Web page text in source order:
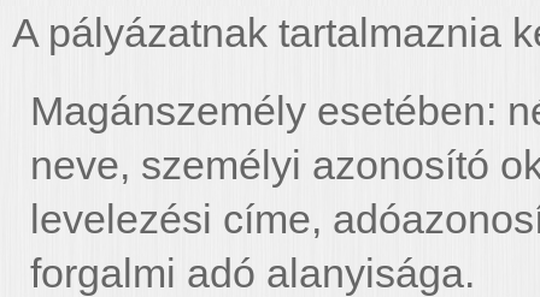
A pályázatnak tartalmaznia
Magánszemély esetében:
neve, személyi azonosító
levelezési címe,
forgalmi adó alanyisága.